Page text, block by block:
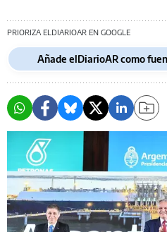
PRIORIZA ELDIARIOAR EN GOOGLE
Añade elDiarioAR como